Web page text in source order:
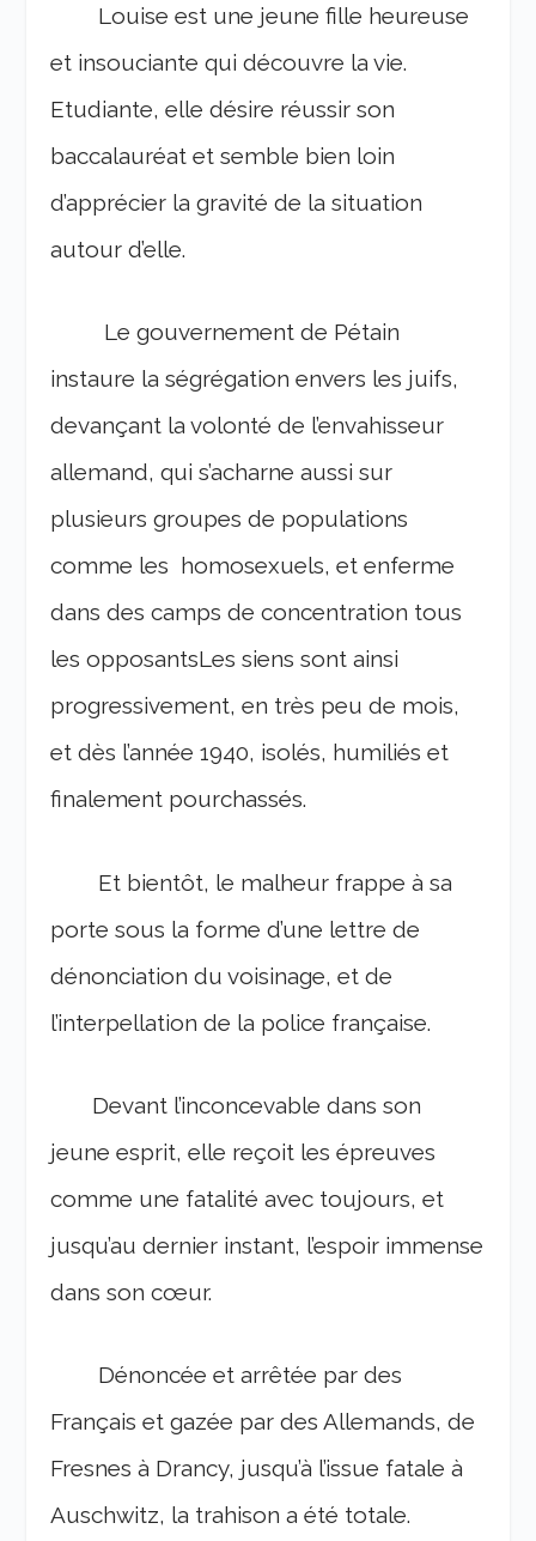
Louise est une jeune fille heureuse
et insouciante qui découvre la vie.
Etudiante, elle désire réussir son
baccalauréat et semble bien loin
d’apprécier la gravité de la situation
autour d’elle.
Le gouvernement de Pétain
instaure la ségrégation envers les juifs,
devançant la volonté de l’envahisseur
allemand, qui s’acharne aussi sur
plusieurs groupes de populations
comme les homosexuels, et enferme
dans des camps de concentration tous
les opposantsLes siens sont ainsi
progressivement, en très peu de mois,
et dès l’année 1940, isolés, humiliés et
finalement pourchassés.
Et bientôt, le malheur frappe à sa
porte sous la forme d’une lettre de
dénonciation du voisinage, et de
l’interpellation de la police française.
Devant l’inconcevable dans son
jeune esprit, elle reçoit les épreuves
comme une fatalité avec toujours, et
jusqu’au dernier instant, l’espoir immense
dans son cœur.
Dénoncée et arrêtée par des
Français et gazée par des Allemands, de
Fresnes à Drancy, jusqu’à l’issue fatale à
Auschwitz, la trahison a été totale.